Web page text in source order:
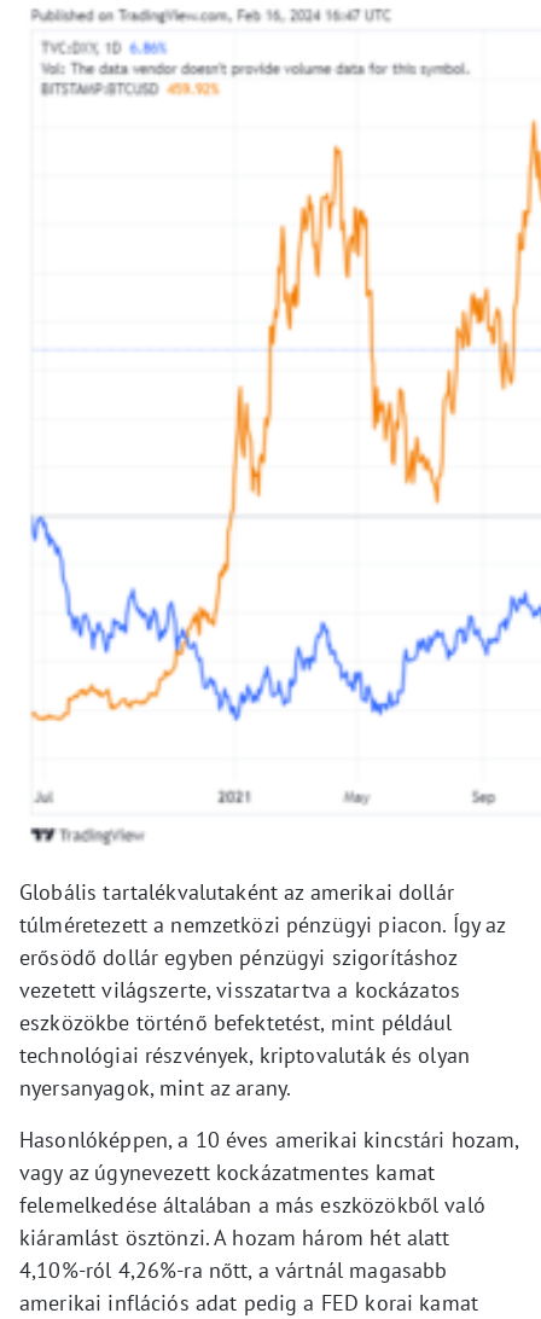
Globális tartalékvalutaként az amerikai dollár
túlméretezett a nemzetközi pénzügyi piacon. Így az
erősödő dollár egyben pénzügyi szigorításhoz
vezetett világszerte, visszatartva a kockázatos
eszközökbe történő befektetést, mint például
technológiai részvények, kriptovaluták és olyan
nyersanyagok, mint az arany.
Hasonlóképpen, a 10 éves amerikai kincstári hozam,
vagy az úgynevezett kockázatmentes kamat
felemelkedése általában a más eszközökből való
kiáramlást ösztönzi. A hozam három hét alatt
4,10%-ról 4,26%-ra nőtt, a vártnál magasabb
amerikai inflációs adat pedig a FED korai kamat